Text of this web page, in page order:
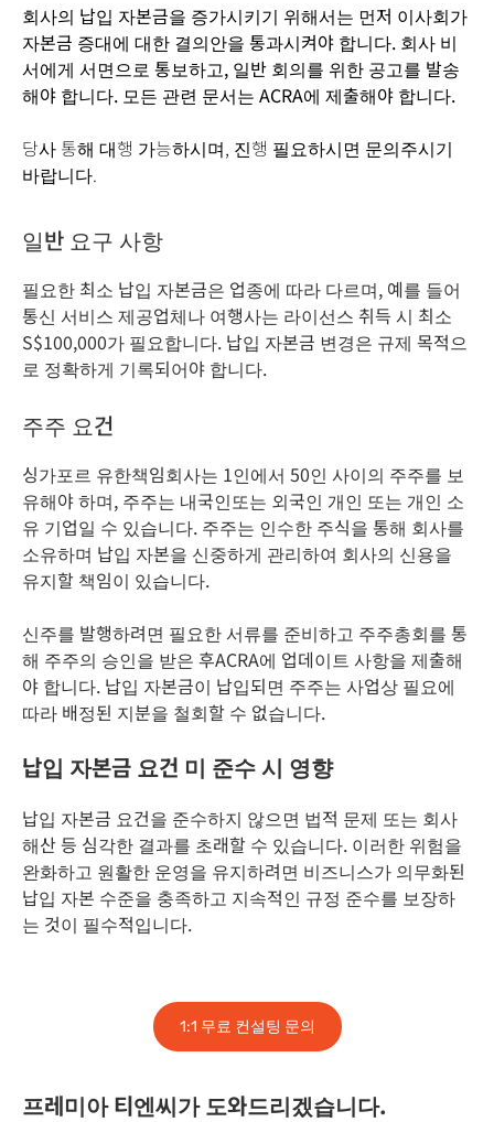
회사의 납입 자본금을 증가시키기 위해서는 먼저 이사회가
자본금 증대에 대한 결의안을 통과시켜야 합니다. 회사 비
서에게 서면으로 통보하고, 일반 회의를 위한 공고를 발송
해야 합니다. 모든 관련 문서는 ACRA에 제출해야 합니다.
당사 통해 대행 가능하시며, 진행 필요하시면 문의주시기
바랍니다.
일반 요구 사항
필요한 최소 납입 자본금은 업종에 따라 다르며, 예를 들어
통신 서비스 제공업체나 여행사는 라이선스 취득 시 최소
S$100,000가 필요합니다. 납입 자본금 변경은 규제 목적으
로 정확하게 기록되어야 합니다.
주주 요건
싱가포르 유한책임회사는 1인에서 50인 사이의 주주를 보
유해야 하며, 주주는 내국인또는 외국인 개인 또는 개인 소
유 기업일 수 있습니다. 주주는 인수한 주식을 통해 회사를
소유하며 납입 자본을 신중하게 관리하여 회사의 신용을
유지할 책임이 있습니다.
신주를 발행하려면 필요한 서류를 준비하고 주주총회를 통
해 주주의 승인을 받은 후ACRA에 업데이트 사항을 제출해
야 합니다. 납입 자본금이 납입되면 주주는 사업상 필요에
따라 배정된 지분을 철회할 수 없습니다.
납입 자본금 요건 미 준수 시 영향
납입 자본금 요건을 준수하지 않으면 법적 문제 또는 회사
해산 등 심각한 결과를 초래할 수 있습니다. 이러한 위험을
완화하고 원활한 운영을 유지하려면 비즈니스가 의무화된
납입 자본 수준을 충족하고 지속적인 규정 준수를 보장하
는 것이 필수적입니다.
1:1 무료 컨설팅 문의
프레미아 티엔씨가 도와드리겠습니다.